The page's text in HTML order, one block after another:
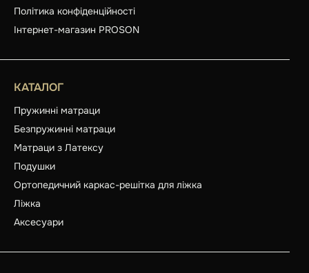
Політика конфіденційності
Інтернет-магазин PROSON
КАТАЛОГ
Пружинні матраци
Безпружинні матраци
Матраци з Латексу
Подушки
Ортопедичний каркас-решітка для ліжка
Ліжка
Аксесуари